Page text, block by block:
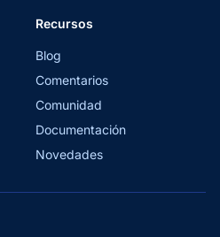
Recursos
Blog
Comentarios
Comunidad
Documentación
Novedades